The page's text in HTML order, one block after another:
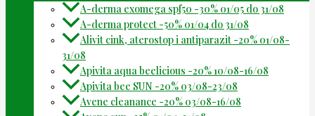
A-derma exomega spf50 -30% 01/05 do 31/08
A-derma protect -50% 01/04 do 31/08
Alivit cink, aterostop i antiparazit -20% 01/08-
31/08
Apivita aqua beelicious -20% 10/08-16/08
Apivita bee SUN -20% 03/08-23/08
Avene cleanance -20% 03/08-16/08